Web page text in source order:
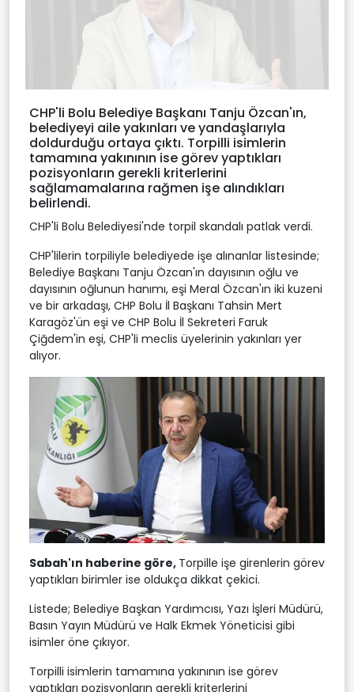
CHP'li Bolu Belediye Başkanı Tanju Özcan'ın,
belediyeyi aile yakınları ve yandaşlarıyla
doldurduğu ortaya çıktı. Torpilli isimlerin
tamamına yakınının ise görev yaptıkları
pozisyonların gerekli kriterlerini
sağlamamalarına rağmen işe alındıkları
belirlendi.
CHP'li Bolu Belediyesi'nde torpil skandalı patlak verdi.
CHP'lilerin torpiliyle belediyede işe alınanlar listesinde;
Belediye Başkanı Tanju Özcan'ın dayısının oğlu ve
dayısının oğlunun hanımı, eşi Meral Özcan'ın iki kuzeni
ve bir arkadaşı, CHP Bolu İl Başkanı Tahsin Mert
Karagöz'ün eşi ve CHP Bolu İl Sekreteri Faruk
Çiğdem'in eşi, CHP'li meclis üyelerinin yakınları yer
alıyor.
Sabah'ın haberine göre, Torpille işe girenlerin görev
yaptıkları birimler ise oldukça dikkat çekici.
Listede; Belediye Başkan Yardımcısı, Yazı İşleri Müdürü,
Basın Yayın Müdürü ve Halk Ekmek Yöneticisi gibi
isimler öne çıkıyor.
Torpilli isimlerin tamamına yakınının ise görev
yaptıkları pozisyonların gerekli kriterlerini